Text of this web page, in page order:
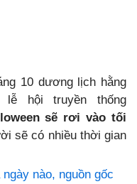
10 dương lịch hằng
hội truyền thống
sẽ rơi vào tối
sẽ có nhiều thời gian
nào, nguồn gốc